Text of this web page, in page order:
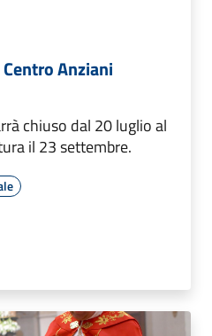
Anziani
chiuso dal 20 luglio al
il 23 settembre.